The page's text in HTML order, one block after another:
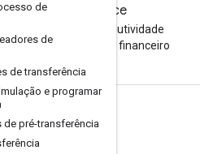
de
de
de transferência
e programar
de pré-transferência
Workspace
Aumente sua produtividade
com a IA sem custo financeiro
e treinamento